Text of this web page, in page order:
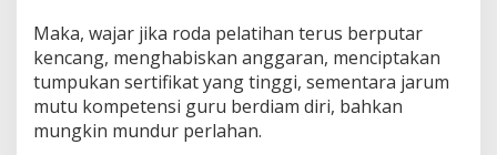
Maka, wajar jika roda pelatihan terus berputar
kencang, menghabiskan anggaran, menciptakan
tumpukan sertifikat yang tinggi, sementara jarum
mutu kompetensi guru berdiam diri, bahkan
mungkin mundur perlahan.